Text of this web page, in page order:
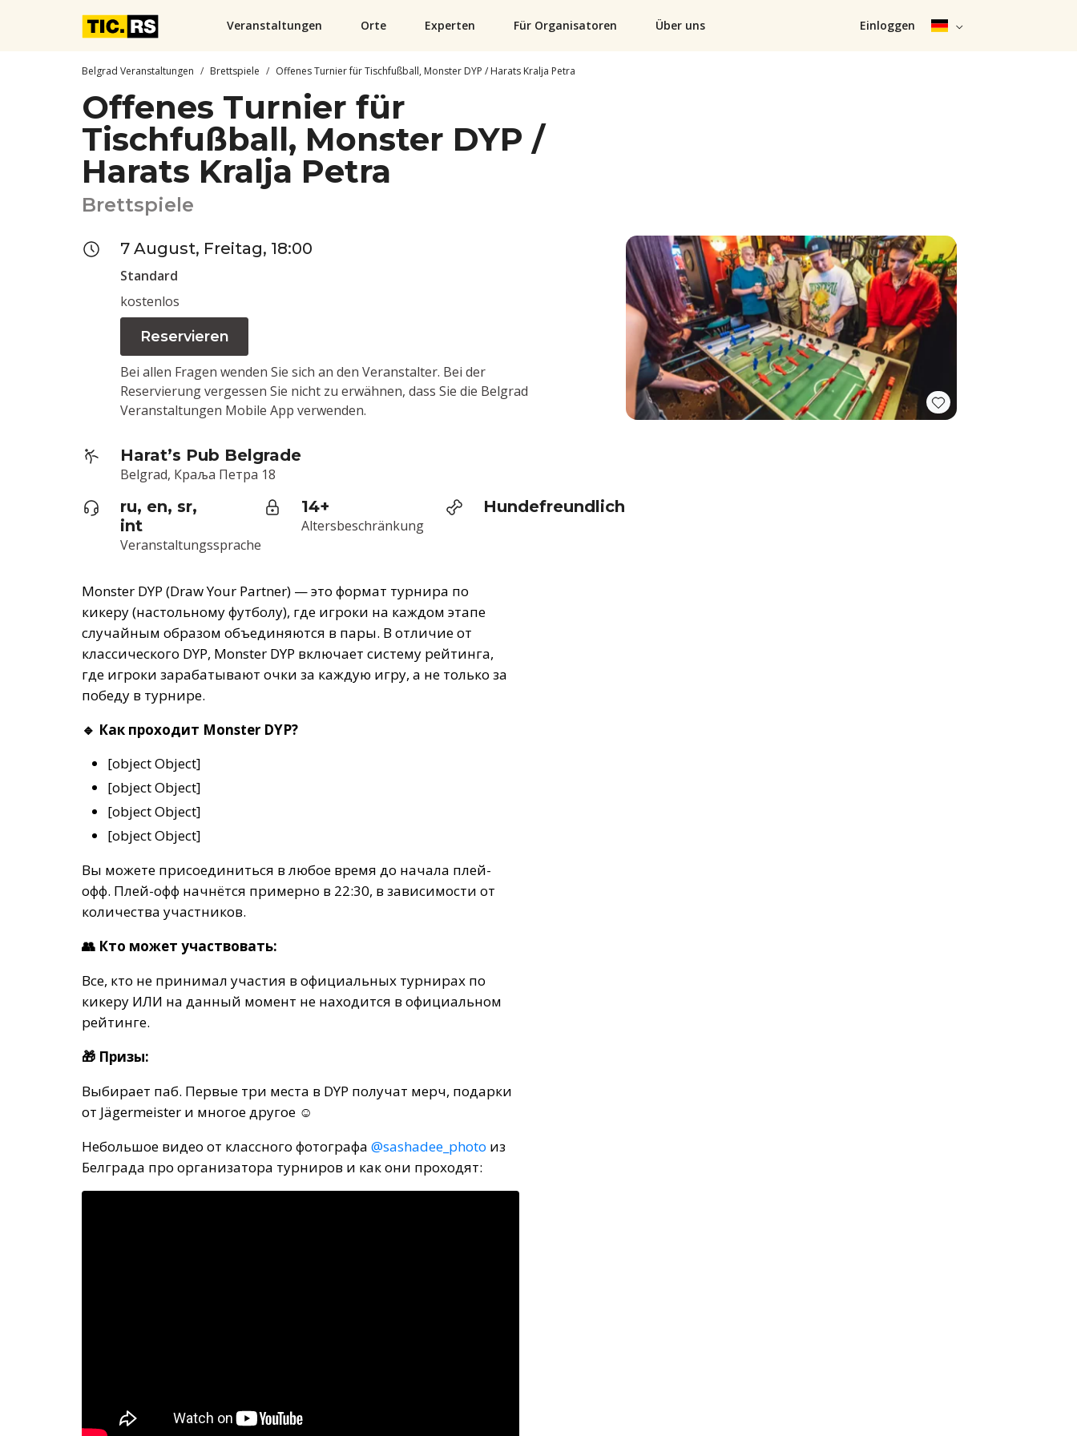
Veranstaltungen Orte Experten Für Organisatoren Über uns Einloggen
Belgrad Veranstaltungen Brettspiele Offenes Turnier für Tischfußball, Monster DYP / Harats Kralja Petra
Offenes Turnier für
Tischfußball, Monster DYP /
Harats Kralja Petra
Brettspiele
7 August, Freitag, 18:00
Standard
kostenlos
Reservieren
Bei allen Fragen wenden Sie sich an den Veranstalter. Bei der
Reservierung vergessen Sie nicht zu erwähnen, dass Sie die Belgrad
Veranstaltungen Mobile App verwenden.
Harat’s Pub Belgrade
Belgrad, Краља Петра 18
ru, en, sr,
int
Veranstaltungssprache
14+
Altersbeschränkung
Hundefreundlich
Monster DYP (Draw Your Partner) — это формат турнира по
кикеру (настольному футболу), где игроки на каждом этапе
случайным образом объединяются в пары. В отличие от
классического DYP, Monster DYP включает систему рейтинга,
где игроки зарабатывают очки за каждую игру, а не только за
победу в турнире.
🔹 Как проходит Monster DYP?
[object Object]
[object Object]
[object Object]
[object Object]
Вы можете присоединиться в любое время до начала плей-
офф. Плей-офф начнётся примерно в 22:30, в зависимости от
количества участников.
👥 Кто может участвовать:
Все, кто не принимал участия в официальных турнирах по
кикеру ИЛИ на данный момент не находится в официальном
рейтинге.
🎁 Призы:
Выбирает паб. Первые три места в DYP получат мерч, подарки
от Jägermeister и многое другое ☺️
Небольшое видео от классного фотографа @sashadee_photo из
Белграда про организатора турниров и как они проходят: